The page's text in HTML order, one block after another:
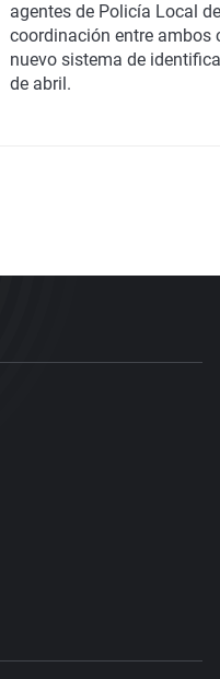
agentes de Policía Local
coordinación entre ambos
nuevo sistema de
de abril.